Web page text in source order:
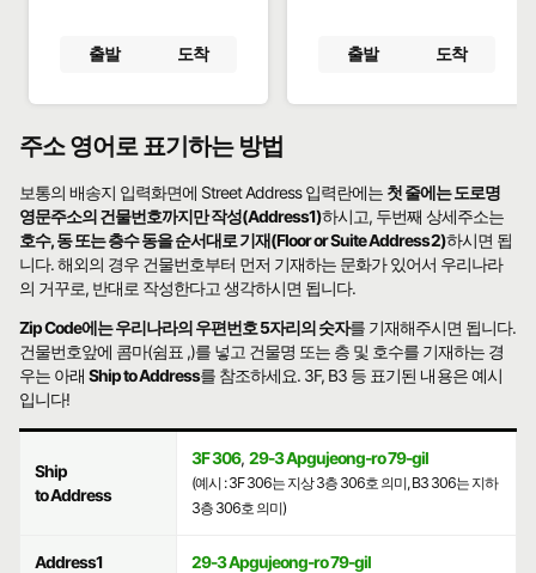
출발 도착 출발 도착
주소 영어로 표기하는 방법
보통의 배송지 입력화면에 Street Address 입력란에는 첫 줄에는 도로명
영문주소의 건물번호까지만 작성(Address1)하시고, 두번째 상세주소는
호수, 동 또는 층수 동을 순서대로 기재(Floor or Suite Address2)하시면 됩
니다. 해외의 경우 건물번호부터 먼저 기재하는 문화가 있어서 우리나라
의 거꾸로, 반대로 작성한다고 생각하시면 됩니다.
Zip Code에는 우리나라의 우편번호 5자리의 숫자를 기재해주시면 됩니다.
건물번호앞에 콤마(쉼표 ,)를 넣고 건물명 또는 층 및 호수를 기재하는 경
우는 아래Ship to Address를 참조하세요. 3F, B3 등 표기된 내용은 예시
입니다!
Ship
to Address
3F 306, 29-3 Apgujeong-ro 79-gil
(예시 : 3F 306는 지상 3층 306호 의미, B3 306는 지하
3층 306호 의미)
Address1 29-3 Apgujeong-ro 79-gil